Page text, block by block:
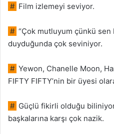
# Film izlemeyi seviyor.
# “Çok mutluyum çünkü sen
duyduğunda çok seviniyor.
# Yewon, Chanelle Moon,
FIFTY FIFTY’nin bir üyesi
# Güçlü fikirli olduğu
başkalarına karşı çok nazik.